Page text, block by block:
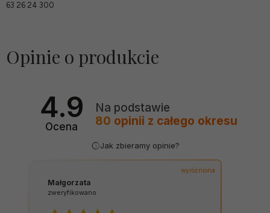
63 26 24 300
Opinie o produkcie
4.9
Ocena
Na podstawie
80 opinii z całego okresu
Jak zbieramy opinie?
wyróżniona
Małgorzata
zweryfikowano